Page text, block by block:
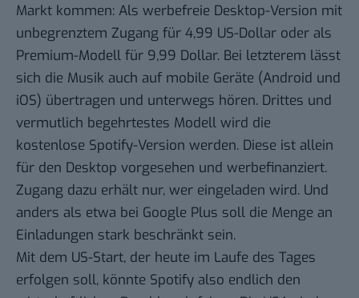
Markt kommen: Als werbefreie Desktop-Version mit
unbegrenztem Zugang für 4,99 US-Dollar oder als
Premium-Modell für 9,99 Dollar. Bei letzterem lässt
sich die Musik auch auf mobile Geräte (Android und
iOS) übertragen und unterwegs hören. Drittes und
vermutlich begehrtestes Modell wird die
kostenlose Spotify-Version werden. Diese ist allein
für den Desktop vorgesehen und werbefinanziert.
Zugang dazu erhält nur, wer eingeladen wird. Und
anders als etwa bei Google Plus soll die Menge an
Einladungen stark beschränkt sein.
Mit dem US-Start, der heute im Laufe des Tages
erfolgen soll, könnte Spotify also endlich den